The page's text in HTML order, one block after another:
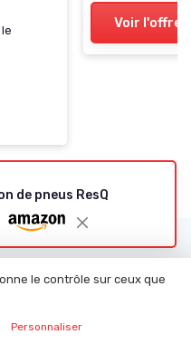
Voir l'offre
de pneus ResQ
Février 2024
Août 2024
le contrôle sur ceux que
Personnaliser